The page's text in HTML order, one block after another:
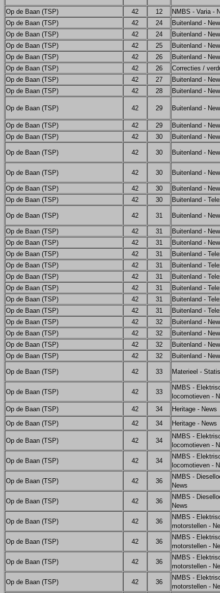
Op de Baan (TSP) 42 12
NMBS - Varia -
Op de Baan (TSP)
42 24
Buitenland -
Op de Baan (TSP)
42 24
Buitenland -
Op de Baan (TSP)
42 25
Buitenland -
Op de Baan (TSP)
42 26
Buitenland -
Op de Baan (TSP)
42 26
Correcties /
Op de Baan (TSP)
42 27
Buitenland -
Op de Baan (TSP)
42 28 Buitenland -
Op de Baan (TSP) 42 29 Buitenland -
Op de Baan (TSP) 42 29
Buitenland -
Op de Baan (TSP)
42 30 Buitenland -
Op de Baan (TSP) 42 30 Buitenland -
Op de Baan (TSP) 42 30 Buitenland -
Op de Baan (TSP) 42 30
Buitenland -
Op de Baan (TSP)
42 30 Buitenland -
Op de Baan (TSP) 42 31 Buitenland -
Op de Baan (TSP) 42 31
Buitenland -
Op de Baan (TSP)
42 31
Buitenland -
Op de Baan (TSP)
42 31
Buitenland -
Op de Baan (TSP)
42 31
Buitenland -
Op de Baan (TSP)
42 31
Buitenland -
Op de Baan (TSP)
42 31
Buitenland -
Op de Baan (TSP)
42 31
Buitenland -
Op de Baan (TSP)
42 31
Buitenland -
Op de Baan (TSP)
42 32
Buitenland -
Op de Baan (TSP)
42 32
Buitenland -
Op de Baan (TSP)
42 32
Buitenland -
Op de Baan (TSP)
42 32 Buitenland -
Op de Baan (TSP) 42 33 Materieel -
Op de Baan (TSP) 42 33
NMBS -
locomotieven -
Op de Baan (TSP)
42 34
Heritage - News
Op de Baan (TSP)
42 34 Heritage - News
Op de Baan (TSP) 42 34
NMBS -
locomotieven -
Op de Baan (TSP) 42 34
NMBS -
locomotieven -
Op de Baan (TSP) 42 36
NMBS -
News
Op de Baan (TSP) 42 36
NMBS -
News
Op de Baan (TSP) 42 36
NMBS -
motorstellen -
Op de Baan (TSP) 42 36
NMBS -
motorstellen -
Op de Baan (TSP) 42 36
NMBS -
motorstellen -
Op de Baan (TSP) 42 36
NMBS -
motorstellen -